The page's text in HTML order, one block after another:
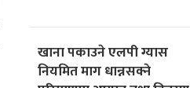
खाना पकाउने एलपी ग्यास
नियमित माग धान्नसक्ने